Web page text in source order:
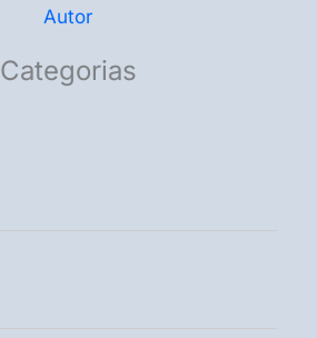
Autor
Categorias